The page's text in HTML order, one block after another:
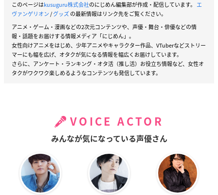
このページはkusuguru株式会社のにじめん編集部が作成・配信しています。 エ
ヴァンゲリオン/グッズの最新情報はリンク先をご覧ください。
アニメ・ゲーム・漫画などの2次元コンテンツや、声優・舞台・俳優などの情
報・話題をお届けする情報メディア「にじめん」。
女性向けアニメをはじめ、少年アニメやキャラクター作品、VTuberなどストリー
マーにも幅を広げ、オタクが気になる情報を幅広くお届けしています。
さらに、アンケート・ランキング・オタ活（推し活）お役立ち情報など、女性オ
タクがワクワク楽しめるようなコンテンツも発信しています。
VOICE ACTOR
みんなが気になっている声優さん